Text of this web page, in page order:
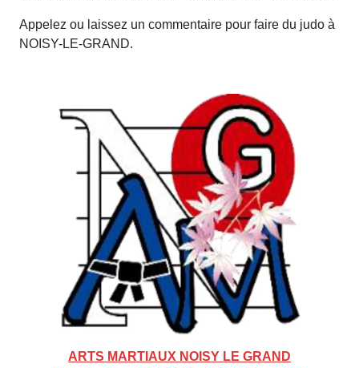
Appelez ou laissez un commentaire pour faire du judo à
NOISY-LE-GRAND.
ARTS MARTIAUX NOISY LE GRAND